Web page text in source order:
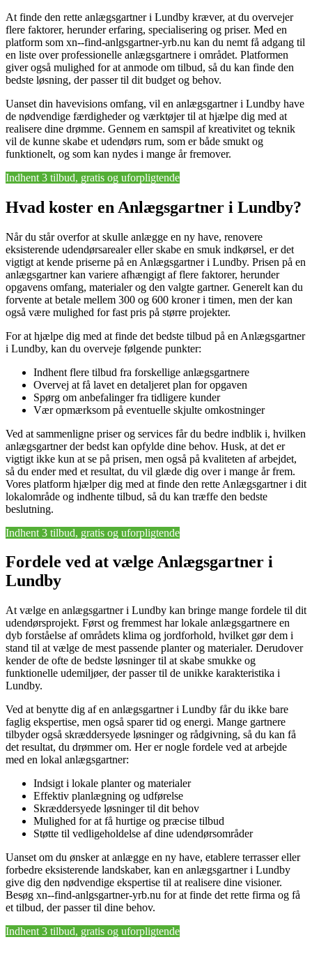
At finde den rette anlægsgartner i Lundby kræver, at du overvejer
flere faktorer, herunder erfaring, specialisering og priser. Med en
platform som xn--find-anlgsgartner-yrb.nu kan du nemt få adgang til
en liste over professionelle anlægsgartnere i området. Platformen
giver også mulighed for at anmode om tilbud, så du kan finde den
bedste løsning, der passer til dit budget og behov.
Uanset din havevisions omfang, vil en anlægsgartner i Lundby have
de nødvendige færdigheder og værktøjer til at hjælpe dig med at
realisere dine drømme. Gennem en samspil af kreativitet og teknik
vil de kunne skabe et udendørs rum, som er både smukt og
funktionelt, og som kan nydes i mange år fremover.
Indhent 3 tilbud, gratis og uforpligtende
Hvad koster en Anlægsgartner i Lundby?
Når du står overfor at skulle anlægge en ny have, renovere
eksisterende udendørsarealer eller skabe en smuk indkørsel, er det
vigtigt at kende priserne på en Anlægsgartner i Lundby. Prisen på en
anlægsgartner kan variere afhængigt af flere faktorer, herunder
opgavens omfang, materialer og den valgte gartner. Generelt kan du
forvente at betale mellem 300 og 600 kroner i timen, men der kan
også være mulighed for fast pris på større projekter.
For at hjælpe dig med at finde det bedste tilbud på en Anlægsgartner
i Lundby, kan du overveje følgende punkter:
Indhent flere tilbud fra forskellige anlægsgartnere
Overvej at få lavet en detaljeret plan for opgaven
Spørg om anbefalinger fra tidligere kunder
Vær opmærksom på eventuelle skjulte omkostninger
Ved at sammenligne priser og services får du bedre indblik i, hvilken
anlægsgartner der bedst kan opfylde dine behov. Husk, at det er
vigtigt ikke kun at se på prisen, men også på kvaliteten af arbejdet,
så du ender med et resultat, du vil glæde dig over i mange år frem.
Vores platform hjælper dig med at finde den rette Anlægsgartner i dit
lokalområde og indhente tilbud, så du kan træffe den bedste
beslutning.
Indhent 3 tilbud, gratis og uforpligtende
Fordele ved at vælge Anlægsgartner i
Lundby
At vælge en anlægsgartner i Lundby kan bringe mange fordele til dit
udendørsprojekt. Først og fremmest har lokale anlægsgartnere en
dyb forståelse af områdets klima og jordforhold, hvilket gør dem i
stand til at vælge de mest passende planter og materialer. Derudover
kender de ofte de bedste løsninger til at skabe smukke og
funktionelle udemiljøer, der passer til de unikke karakteristika i
Lundby.
Ved at benytte dig af en anlægsgartner i Lundby får du ikke bare
faglig ekspertise, men også sparer tid og energi. Mange gartnere
tilbyder også skræddersyede løsninger og rådgivning, så du kan få
det resultat, du drømmer om. Her er nogle fordele ved at arbejde
med en lokal anlægsgartner:
Indsigt i lokale planter og materialer
Effektiv planlægning og udførelse
Skræddersyede løsninger til dit behov
Mulighed for at få hurtige og præcise tilbud
Støtte til vedligeholdelse af dine udendørsområder
Uanset om du ønsker at anlægge en ny have, etablere terrasser eller
forbedre eksisterende landskaber, kan en anlægsgartner i Lundby
give dig den nødvendige ekspertise til at realisere dine visioner.
Besøg xn--find-anlgsgartner-yrb.nu for at finde det rette firma og få
et tilbud, der passer til dine behov.
Indhent 3 tilbud, gratis og uforpligtende